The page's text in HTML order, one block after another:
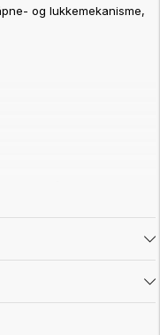
og lukkemekanisme,
armbånd, charms eller